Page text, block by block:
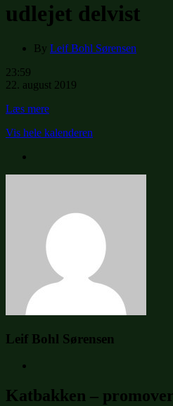
udlejet delvist
By Leif Bohl Sørensen
udlejet
delvist
23:59
22. august 2019
Læs mere
Vis hele kalenderen
Leif Bohl Sørensen
Katbakken –